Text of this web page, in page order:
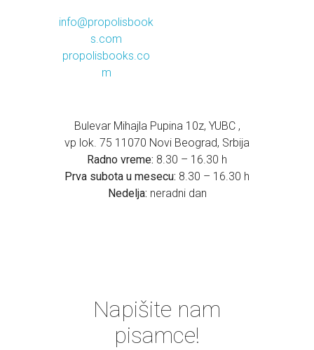
info@propolisbook
s.com
propolisbooks.co
m
Bulevar Mihajla Pupina 10z, YUBC ,
vp lok. 75 11070 Novi Beograd, Srbija
Radno vreme: 8.30 – 16.30 h
Prva subota u mesecu: 8.30 – 16.30 h
Nedelja: neradni dan
Napišite nam
pisamce!